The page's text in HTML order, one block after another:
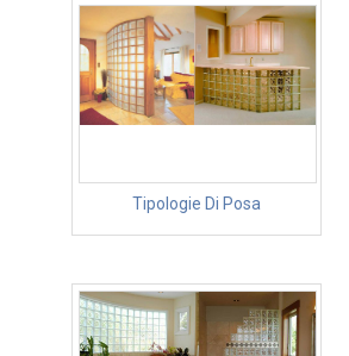
Tipologie Di Posa